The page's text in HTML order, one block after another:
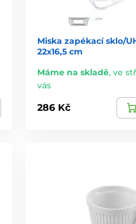
Miska zapékací sklo/
22x16,5 cm
Máme na skladě,ve
vás
286 Kč